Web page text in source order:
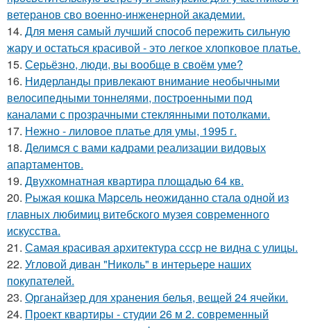
ветеранов сво военно-инженерной академии.
14. Для меня самый лучший способ пережить сильную
жару и остаться красивой - это легкое хлопковое платье.
15. Серьёзно, люди, вы вoобще в своём уме?
16. Нидерланды привлекают внимание необычными
велосипедными тоннелями, построенными под
каналами с прозрачными стеклянными потолками.
17. Нежно - лиловое платье для умы, 1995 г.
18. Делимся с вами кадрами реализации видовых
апартаментов.
19. Двухкомнатная квартира площадью 64 кв.
20. Рыжая кошка Марсель неожиданно стала одной из
главных любимиц витебского музея современного
искусства.
21. Самая красивая архитектура ссср не видна с улицы.
22. Угловой диван "Николь" в интерьере наших
покупателей.
23. Органайзер для хранения белья, вещей 24 ячейки.
24. Проект квартиры - студии 26 м 2. современный